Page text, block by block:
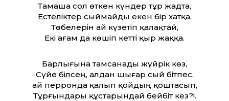
Тамаша сол өткен күндер тұр жадта,
Естеліктер сыймайды екен бір хатқа.
Төбелерін ай күзетіп қалақтай,
Екі ағам да көшіп кетті қыр жаққа.
Барлығына тамсанады жүйрік көз,
Сүйе білсең, алдан шығар сый бітпес.
Қай перронда қалып қойдың қоштасып,
Тұрғындары құстарындай бейбіт кез?!.